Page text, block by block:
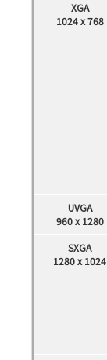
XGA
1024 x 768
UVGA
960 x 1280
SXGA
1280 x 1024